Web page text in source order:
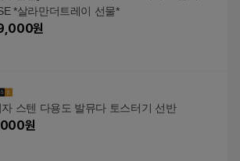
*살라만더트레이 선물*
원
이비자 스텐 다용도 발뮤다 토스터기 선반
원